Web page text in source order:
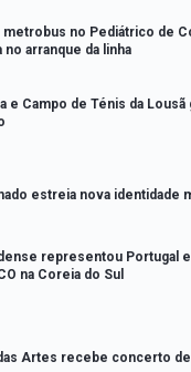
metrobus no Pediátrico de
no arranque da linha
e Campo de Ténis da Lousã
estreia nova identidade
representou Portugal
na Coreia do Sul
Artes recebe concerto